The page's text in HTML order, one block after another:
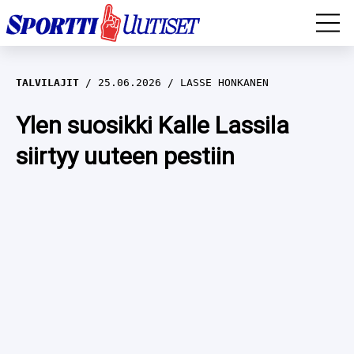
EM-YLEISURHEILU
JÄÄKIEKKO
YLEISURHEILU
TALVILAJIT 25.06.2026 LASSE HONKANEN
Ylen suosikki Kalle Lassila
siirtyy uuteen pestiin